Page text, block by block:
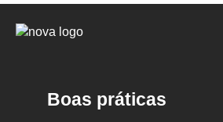
Logo
Boas práticas